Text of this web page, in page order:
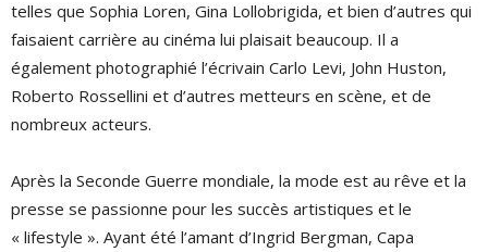
telles que Sophia Loren, Gina Lollobrigida, et bien d’autres qui
faisaient carrière au cinéma lui plaisait beaucoup. Il a
également photographié l’écrivain Carlo Levi, John Huston,
Roberto Rossellini et d’autres metteurs en scène, et de
nombreux acteurs.
Après la Seconde Guerre mondiale, la mode est au rêve et la
presse se passionne pour les succès artistiques et le
« lifestyle ». Ayant été l’amant d’Ingrid Bergman, Capa